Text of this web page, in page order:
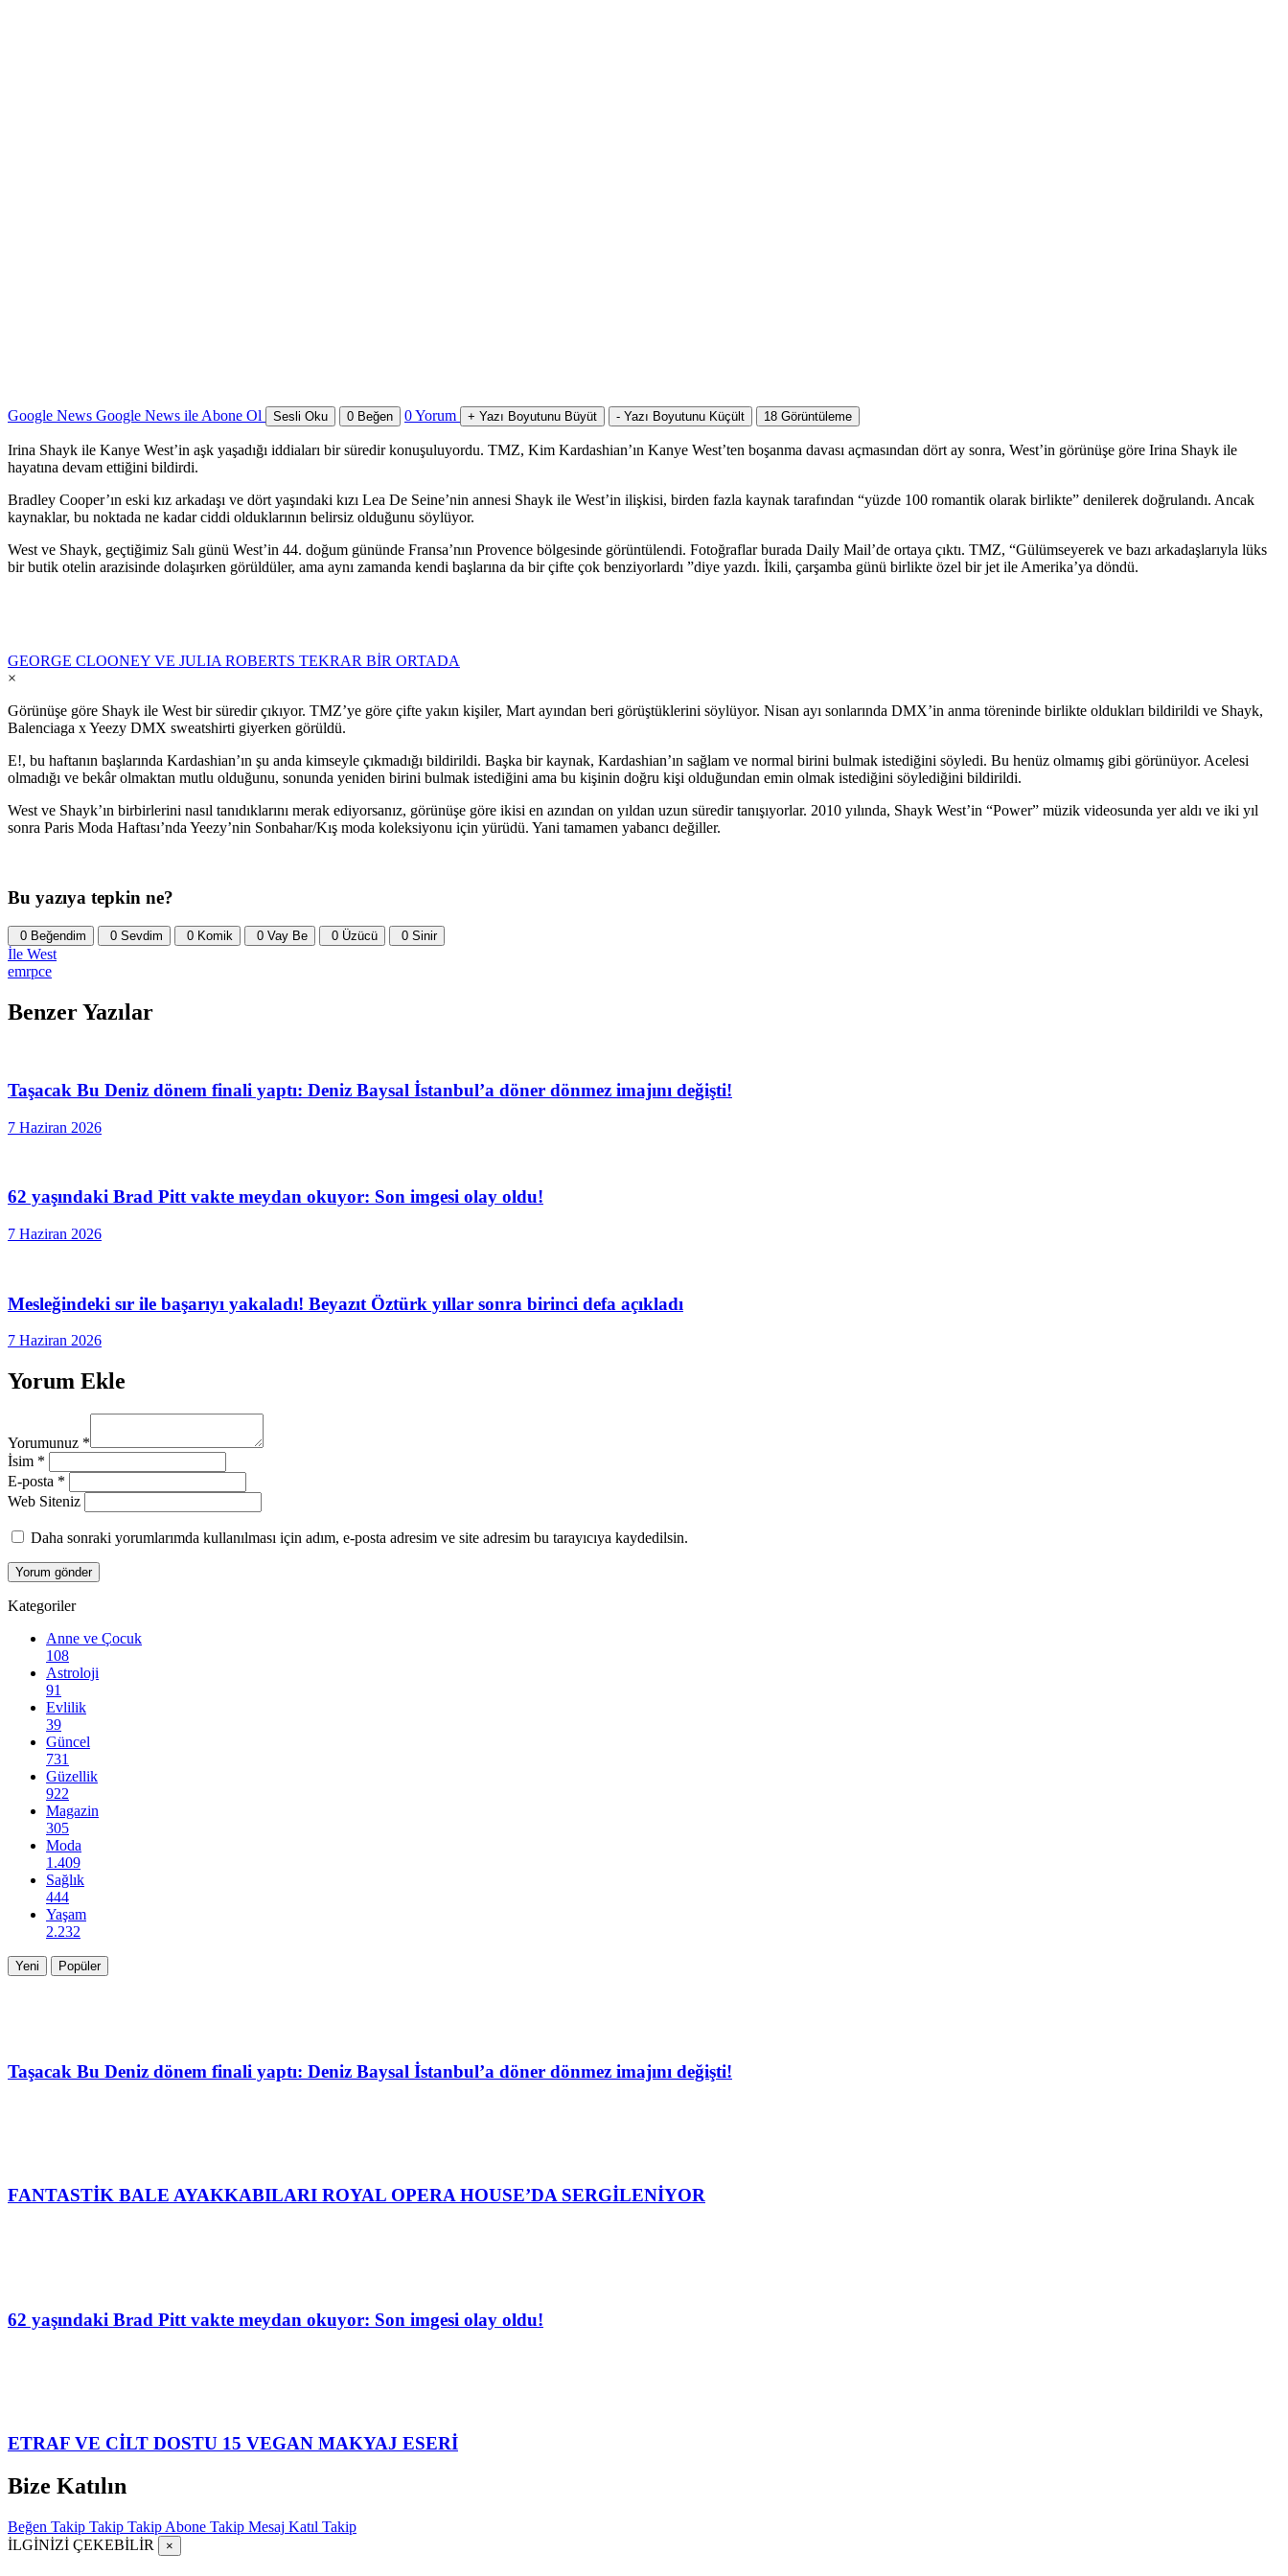
Google News Google News ile Abone Ol Sesli Oku 0 Beğen 0Yorum + Yazı Boyutunu Büyüt - Yazı Boyutunu Küçült 18 Görüntüleme
Irina Shayk ile Kanye West’in aşk yaşadığı iddiaları bir süredir konuşuluyordu. TMZ, Kim Kardashian’ın Kanye West’ten boşanma davası açmasından dört ay sonra, West’in görünüşe göre Irina Shayk ile
hayatına devam ettiğini bildirdi.
Bradley Cooper’ın eski kız arkadaşı ve dört yaşındaki kızı Lea De Seine’nin annesi Shayk ile West’in ilişkisi, birden fazla kaynak tarafından “yüzde 100 romantik olarak birlikte” denilerek doğrulandı. Ancak
kaynaklar, bu noktada ne kadar ciddi olduklarının belirsiz olduğunu söylüyor.
West ve Shayk, geçtiğimiz Salı günü West’in 44. doğum gününde Fransa’nın Provence bölgesinde görüntülendi. Fotoğraflar burada Daily Mail’de ortaya çıktı. TMZ, “Gülümseyerek ve bazı arkadaşlarıyla lüks
bir butik otelin arazisinde dolaşırken görüldüler, ama aynı zamanda kendi başlarına da bir çifte çok benziyorlardı ”diye yazdı. İkili, çarşamba günü birlikte özel bir jet ile Amerika’ya döndü.
GEORGE CLOONEY VE JULIA ROBERTS TEKRAR BİR ORTADA
×
Görünüşe göre Shayk ile West bir süredir çıkıyor. TMZ’ye göre çifte yakın kişiler, Mart ayından beri görüştüklerini söylüyor. Nisan ayı sonlarında DMX’in anma töreninde birlikte oldukları bildirildi ve Shayk,
Balenciaga x Yeezy DMX sweatshirti giyerken görüldü.
E!, bu haftanın başlarında Kardashian’ın şu anda kimseyle çıkmadığı bildirildi. Başka bir kaynak, Kardashian’ın sağlam ve normal birini bulmak istediğini söyledi. Bu henüz olmamış gibi görünüyor. Acelesi
olmadığı ve bekâr olmaktan mutlu olduğunu, sonunda yeniden birini bulmak istediğini ama bu kişinin doğru kişi olduğundan emin olmak istediğini söylediğini bildirildi.
West ve Shayk’ın birbirlerini nasıl tanıdıklarını merak ediyorsanız, görünüşe göre ikisi en azından on yıldan uzun süredir tanışıyorlar. 2010 yılında, Shayk West’in “Power” müzik videosunda yer aldı ve iki yıl
sonra Paris Moda Haftası’nda Yeezy’nin Sonbahar/Kış moda koleksiyonu için yürüdü. Yani tamamen yabancı değiller.
Bu yazıya tepkin ne?
0 Beğendim 0 Sevdim 0 Komik 0 Vay Be 0 Üzücü 0 Sinir
İle West
emrpce
Benzer Yazılar
Taşacak Bu Deniz dönem finali yaptı: Deniz Baysal İstanbul’a döner dönmez imajını değişti!
7 Haziran 2026
62 yaşındaki Brad Pitt vakte meydan okuyor: Son imgesi olay oldu!
7 Haziran 2026
Mesleğindeki sır ile başarıyı yakaladı! Beyazıt Öztürk yıllar sonra birinci defa açıkladı
7 Haziran 2026
Yorum Ekle
Yorumunuz *
İsim *
E-posta *
Web Siteniz
Daha sonraki yorumlarımda kullanılması için adım, e-posta adresim ve site adresim bu tarayıcıya kaydedilsin.
Kategoriler
Anne ve Çocuk
108
Astroloji
91
Evlilik
39
Güncel
731
Güzellik
922
Magazin
305
Moda
1.409
Sağlık
444
Yaşam
2.232
Yeni Popüler
Taşacak Bu Deniz dönem finali yaptı: Deniz Baysal İstanbul’a döner dönmez imajını değişti!
FANTASTİK BALE AYAKKABILARI ROYAL OPERA HOUSE’DA SERGİLENİYOR
62 yaşındaki Brad Pitt vakte meydan okuyor: Son imgesi olay oldu!
ETRAF VE CİLT DOSTU 15 VEGAN MAKYAJ ESERİ
Bize Katılın
Beğen Takip Takip Takip Abone Takip Mesaj Katıl Takip
İLGİNİZİ ÇEKEBİLİR
×